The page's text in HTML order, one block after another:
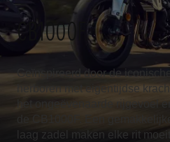
CB1000F
Geïnspireerd door de
herboren met eigentijdse
het ongeëvenaarde rijgevoel
de CB1000F. Een
laag zadel maken elke rit